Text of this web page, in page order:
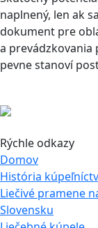
naplnený, len ak
dokument pre
a
pevne stanoví
Rýchle odkazy
Domov
História
Liečivé pramene
Slovensku